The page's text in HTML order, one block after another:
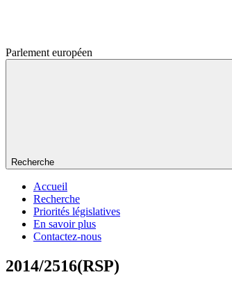
Parlement européen
Recherche
Accueil
Recherche
Priorités législatives
En savoir plus
Contactez-nous
2014/2516(RSP)